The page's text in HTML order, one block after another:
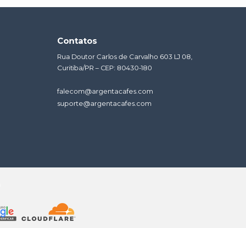
Contatos
Rua Doutor Carlos de Carvalho 603 LJ 08,
Curitiba/PR – CEP: 80430-180
falecom@argentacafes.com
suporte@argentacafes.com